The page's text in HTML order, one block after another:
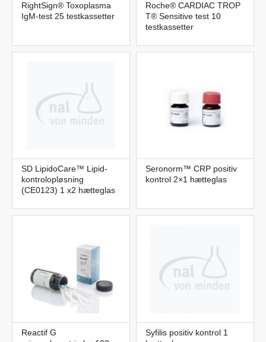
RightSign® Toxoplasma
IgM-test 25 testkassetter
Roche® CARDIAC TROP
T® Sensitive test 10
testkassetter
SD LipidoCare™ Lipid-
kontrolopløsning
(CE0123) 1 x2 hætteglas
Seronorm™ CRP positiv
kontrol 2×1 hætteglas
Reactif G
Syfilis positiv kontrol 1